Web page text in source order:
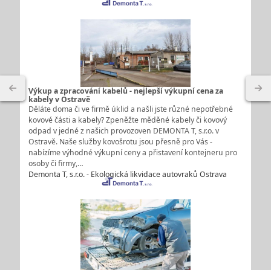
Výkup a zpracování kabelů - nejlepší výkupní cena za
kabely v Ostravě
Děláte doma či ve firmě úklid a našli jste různé nepotřebné
kovové části a kabely? Zpeněžte měděné kabely či kovový
odpad v jedné z našich provozoven DEMONTA T, s.r.o. v
Ostravě. Naše služby kovošrotu jsou přesně pro Vás -
nabízíme výhodné výkupní ceny a přistavení kontejneru pro
osoby či firmy,…
Demonta T, s.r.o. - Ekologická likvidace autovraků Ostrava